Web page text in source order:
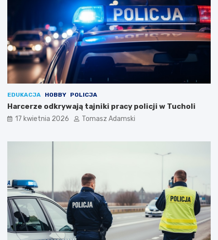
EDUKACJA HOBBY POLICJA
Harcerze odkrywają tajniki pracy policji w Tucholi
17 kwietnia 2026 Tomasz Adamski